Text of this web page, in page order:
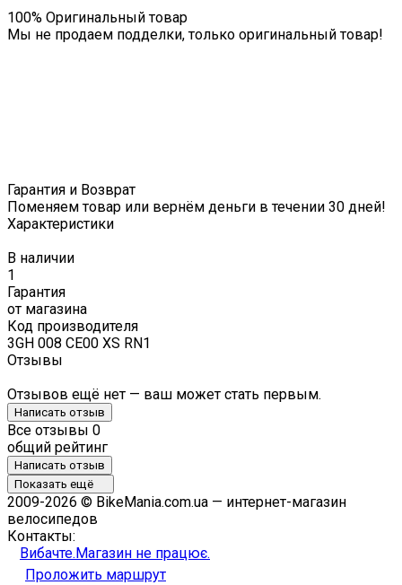
100% Оригинальный товар
Мы не продаем подделки, только оригинальный товар!
Гарантия и Возврат
Поменяем товар или вернём деньги в течении 30 дней!
Характеристики
В наличии
1
Гарантия
от магазина
Код производителя
3GH 008 CE00 XS RN1
Отзывы
Отзывов ещё нет — ваш может стать первым.
Написать отзыв
Все отзывы 0
общий рейтинг
Написать отзыв
Показать ещё
2009-2026 © BikeMania.com.ua — интернет-магазин
велосипедов
Контакты:
Вибачте.Магазин не працює.
Проложить маршрут